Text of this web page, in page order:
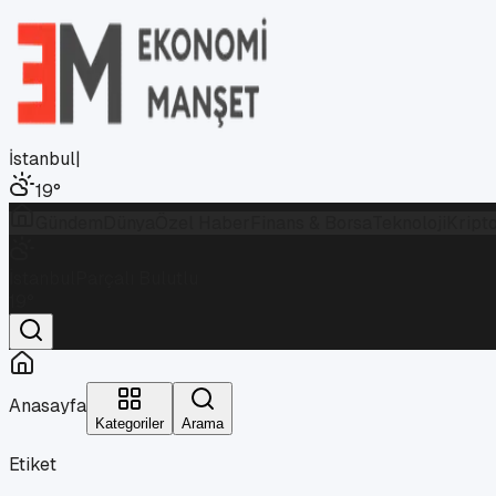
İstanbul|
19°
Anasayfa
Kategoriler Arama
Etiket